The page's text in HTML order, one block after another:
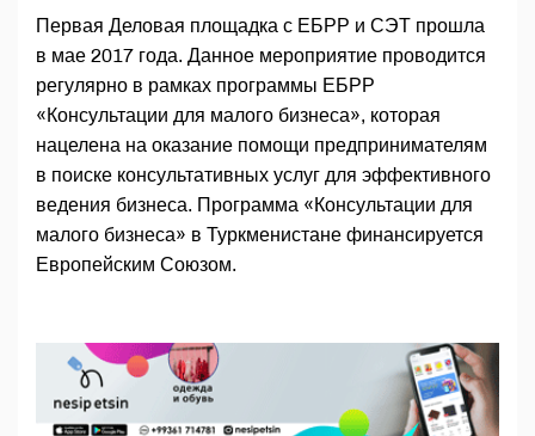
Первая Деловая площадка с ЕБРР и СЭТ прошла
в мае 2017 года. Данное мероприятие проводится
регулярно в рамках программы ЕБРР
«Консультации для малого бизнеса», которая
нацелена на оказание помощи предпринимателям
в поиске консультативных услуг для эффективного
ведения бизнеса. Программа «Консультации для
малого бизнеса» в Туркменистане финансируется
Европейским Союзом.